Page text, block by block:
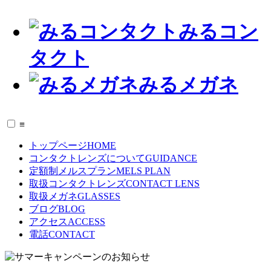
みるコン
タクト
みるメガネ
≡
トップページHOME
コンタクトレンズについてGUIDANCE
定額制メルスプランMELS PLAN
取扱コンタクトレンズCONTACT LENS
取扱メガネGLASSES
ブログBLOG
アクセスACCESS
電話CONTACT